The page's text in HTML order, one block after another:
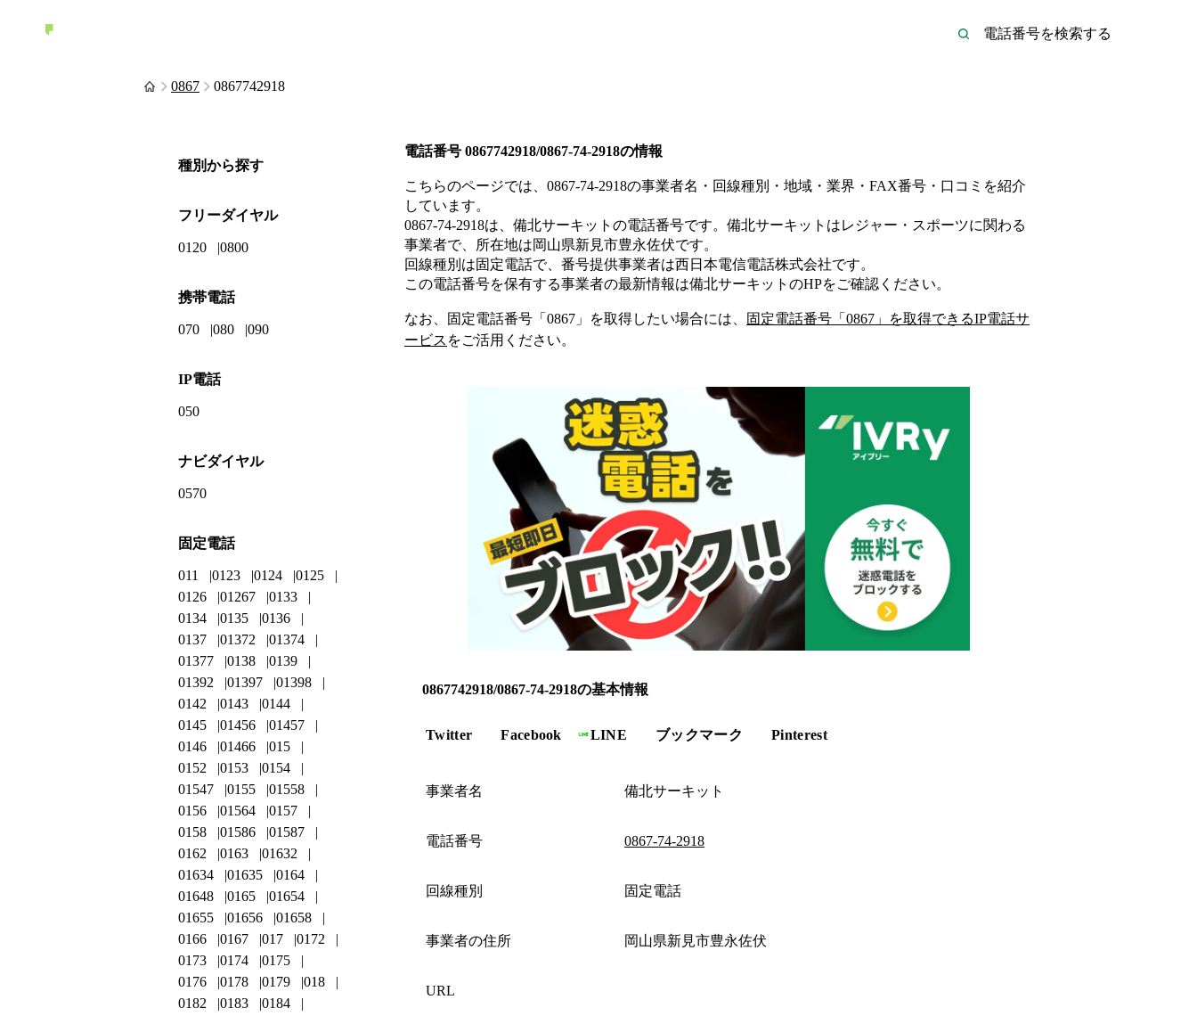
0867 0867742918
電話番号 0867742918/0867-74-2918の情報
こちらのページでは、 0867-74-2918の事業者名・回線種別・地域・業界・FAX番号・口コミを紹介
しています。
0867-74-2918は、 備北サーキット の電話番号です。 備北サーキットはレジャー・スポーツに関わる
事業者で、所在地は岡山県新見市豊永佐伏です。
回線種別は固定電話で、番号提供事業者は西日本電信電話株式会社です。
この電話番号を保有する事業者の最新情報は備北サーキット のHPをご確認ください。
なお、固定電話番号「 0867 」を取得したい場合には、 固定電話番号「 0867 」を取得できるIP電話サ
ービス をご活用ください。
0867742918/0867-74-2918の基本情報
Twitter Facebook LINE ブックマーク Pinterest
事業者名 備北サーキット
電話番号 0867-74-2918
回線種別 固定電話
事業者の住所 岡山県新見市豊永佐伏
URL
種別から探す
フリーダイヤル
0120 0800
携帯電話
070 080 090
IP電話
050
ナビダイヤル
0570
固定電話
011 0123 0124
0125
0126
01267
0133
0134
0135
0136
0137
01372
01374
01377
0138
0139
01392
01397
01398
0142
0143
0144
0145
01456
01457
0146
01466
015
0152
0153
0154
01547
0155
01558
0156
01564
0157
0158
01586
01587
0162
0163
01632
01634
01635
0164
01648
0165
01654
01655
01656
01658
0166
0167 017
0172
0173
0174
0175
0176
0178 0179
018
0182
0183
0184